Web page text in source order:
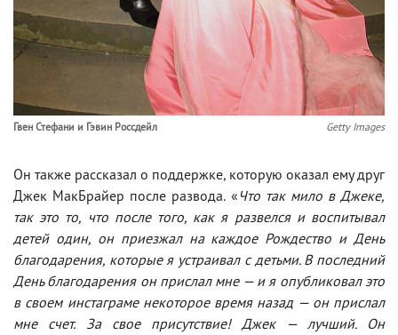
Гвен Стефани и Гэвин Россдейл Getty Images
Он также рассказал о поддержке, которую оказал ему друг
Джек МакБрайер после развода. « Что так мило в Джеке,
так это то, что после того, как я развелся и воспитывал
детей один, он приезжал на каждое Рождество и День
благодарения, которые я устраивал с детьми. В последний
День благодарения он прислал мне — и я опубликовал это
в своем инстаграме некоторое время назад — он прислал
мне счет. За свое присутствие! Джек — лучший. Он